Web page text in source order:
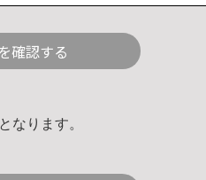
確認する
なります。